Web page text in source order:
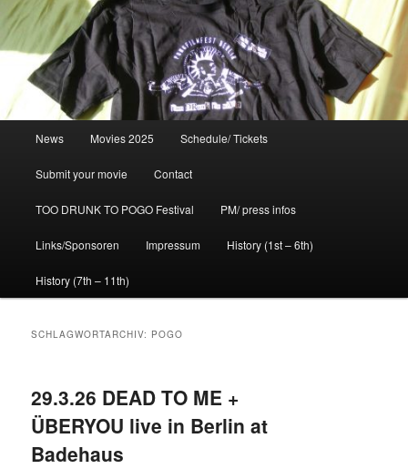
News Movies 2025 Schedule/ Tickets
Submit your movie Contact
TOO DRUNK TO POGO Festival PM/ press infos
Links/Sponsoren Impressum History (1st – 6th)
History (7th – 11th)
SCHLAGWORTARCHIV: POGO
29.3.26 DEAD TO ME +
ÜBERYOU live in Berlin at
Badehaus